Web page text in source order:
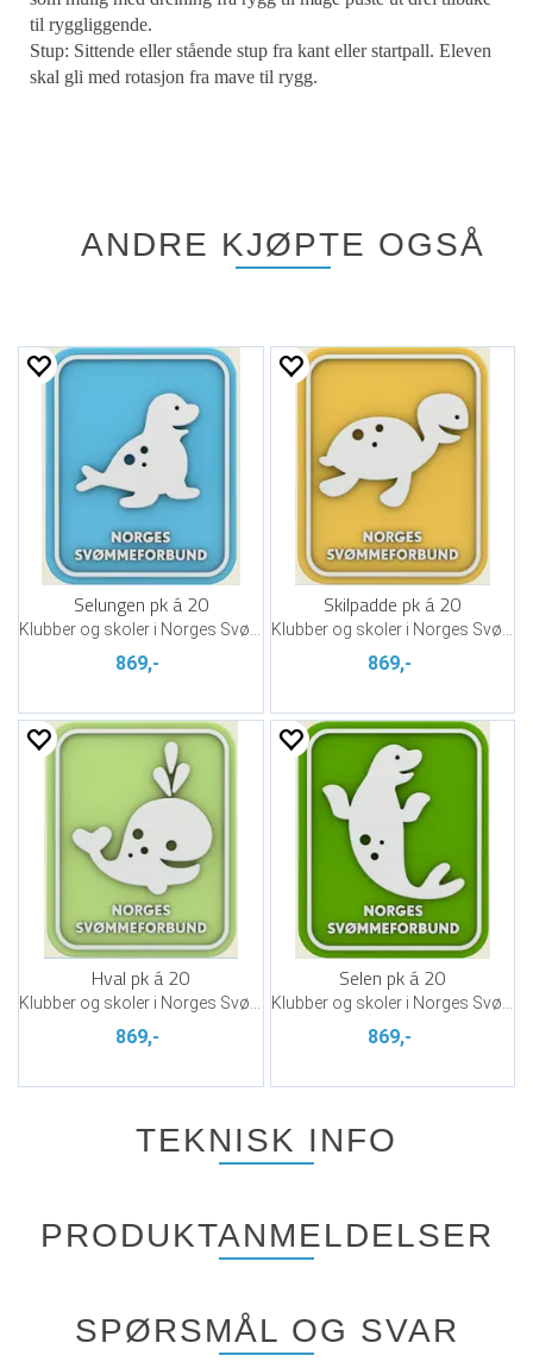
til ryggliggende.
Stup: Sittende eller stående stup fra kant eller startpall. Eleven
skal gli med rotasjon fra mave til rygg.
ANDRE KJØPTE OGSÅ
Selungen pk á 20
869,-
Skilpadde pk á 20
869,-
Hval pk á 20
869,-
Selen pk á 20
869,-
TEKNISK INFO
PRODUKTANMELDELSER
SPØRSMÅL OG SVAR